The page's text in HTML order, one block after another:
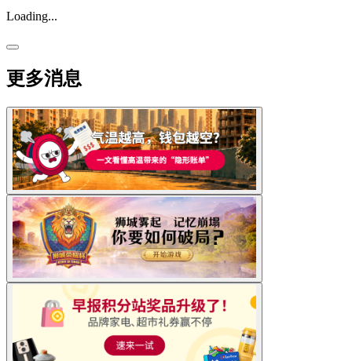
Loading...
更多消息